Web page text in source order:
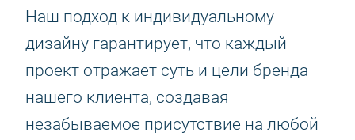
Наш подход к индивидуальному
дизайну гарантирует, что каждый
проект отражает суть и цели бренда
нашего клиента, создавая
незабываемое присутствие на любой